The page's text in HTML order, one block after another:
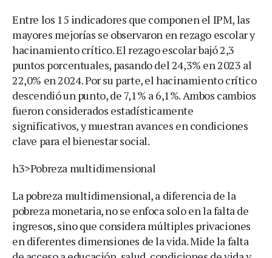
Entre los 15 indicadores que componen el IPM, las
mayores mejorías se observaron en rezago escolar y
hacinamiento crítico. El rezago escolar bajó 2,3
puntos porcentuales, pasando del 24,3% en 2023 al
22,0% en 2024. Por su parte, el hacinamiento crítico
descendió un punto, de 7,1% a 6,1%. Ambos cambios
fueron considerados estadísticamente
significativos, y muestran avances en condiciones
clave para el bienestar social.
h3>Pobreza multidimensional
La pobreza multidimensional, a diferencia de la
pobreza monetaria, no se enfoca solo en la falta de
ingresos, sino que considera múltiples privaciones
en diferentes dimensiones de la vida. Mide la falta